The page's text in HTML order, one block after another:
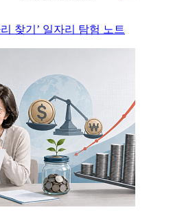
찾기’ 일자리 탐험 노트